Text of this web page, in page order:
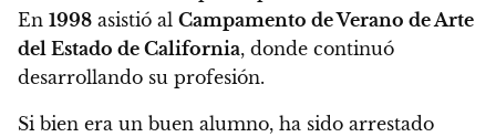
En 1998 asistió al Campamento de Verano de Arte
del Estado de California, donde continuó
desarrollando su profesión.
Si bien era un buen alumno, ha sido arrestado